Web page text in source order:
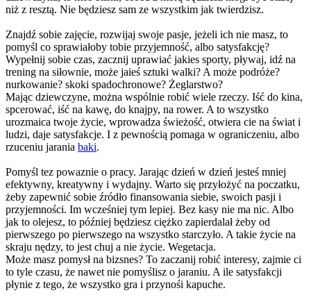
niż z resztą. Nie będziesz sam ze wszystkim jak twierdzisz.
Znajdź sobie zajęcie, rozwijaj swoje pasje, jeżeli ich nie masz, to
pomyśl co sprawiałoby tobie przyjemność, albo satysfakcję?
Wypełnij sobie czas, zacznij uprawiać jakies sporty, pływaj, idź na
trening na siłownie, może jaieś sztuki walki? A może podróże?
nurkowanie? skoki spadochronowe? Żeglarstwo?
Mając dziewczyne, można wspólnie robić wiele rzeczy. Iść do kina,
spcerować, iść na kawę, do knajpy, na rower. A to wszystko
urozmaica twoje życie, wprowadza świeżość, otwiera cie na świat i
ludzi, daje satysfakcje. I z pewnością pomaga w ograniczeniu, albo
rzuceniu jarania baki.
Pomyśl tez powaznie o pracy. Jarając dzień w dzień jesteś mniej
efektywny, kreatywny i wydajny. Warto się przyłożyć na poczatku,
żeby zapewnić sobie źródło finansowania siebie, swoich pasji i
przyjemności. Im wcześniej tym lepiej. Bez kasy nie ma nic. Albo
jak to olejesz, to później będziesz ciężko zapierdalał żeby od
pierwszego po pierwszego na wszystko starczyło. A takie życie na
skraju nędzy, to jest chuj a nie życie. Wegetacja.
Może masz pomysł na bizsnes? To zaczanij robić interesy, zajmie ci
to tyle czasu, że nawet nie pomyślisz o jaraniu. A ile satysfakcji
płynie z tego, że wszystko gra i przynośi kapuche.